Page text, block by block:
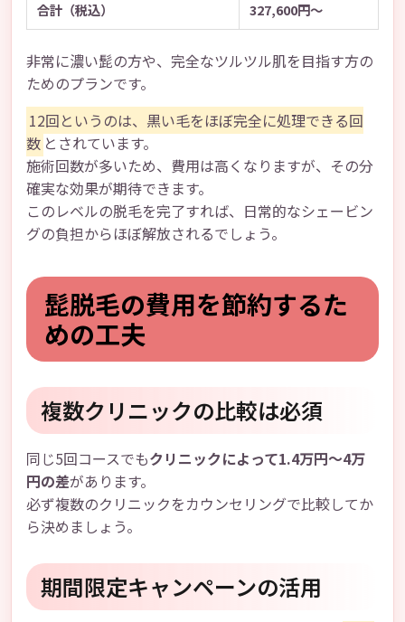
合計（税込） 327,600円～
非常に濃い髭の方や、完全なツルツル肌を目指す方の
ためのプランです。
12回というのは、黒い毛をほぼ完全に処理できる回
数 とされています。
施術回数が多いため、費用は高くなりますが、その分
確実な効果が期待できます。
このレベルの脱毛を完了すれば、日常的なシェービン
グの負担からほぼ解放されるでしょう。
髭脱毛の費用を節約するた
めの工夫
複数クリニックの比較は必須
同じ5回コースでもクリニックによって1.4万円～4万
円の差があります。
必ず複数のクリニックをカウンセリングで比較してか
ら決めましょう。
期間限定キャンペーンの活用